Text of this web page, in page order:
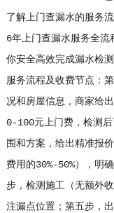
了解上门查漏水的服务
6年上门查漏水服务全
你安全高效完成漏水检测
服务流程及收费节点：
况和房屋信息，商家给
0-100元上门费，检测
围和方案，给出精准报
费用的30%-50%），明
步，检测施工（无额外
注漏点位置；第五步，